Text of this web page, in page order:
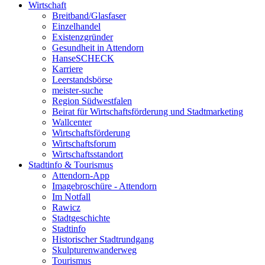
Wirtschaft
Breitband/Glasfaser
Einzelhandel
Existenzgründer
Gesundheit in Attendorn
HanseSCHECK
Karriere
Leerstandsbörse
meister-suche
Region Südwestfalen
Beirat für Wirtschaftsförderung und Stadtmarketing
Wallcenter
Wirtschaftsförderung
Wirtschaftsforum
Wirtschaftsstandort
Stadtinfo & Tourismus
Attendorn-App
Imagebroschüre - Attendorn
Im Notfall
Rawicz
Stadtgeschichte
Stadtinfo
Historischer Stadtrundgang
Skulpturenwanderweg
Tourismus